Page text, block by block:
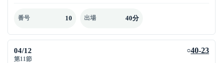
番号 10 出場 40分
04/12
第11節
○40-23